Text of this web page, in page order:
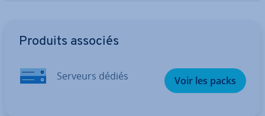
Produits associés
Serveurs dédiés Voir les packs